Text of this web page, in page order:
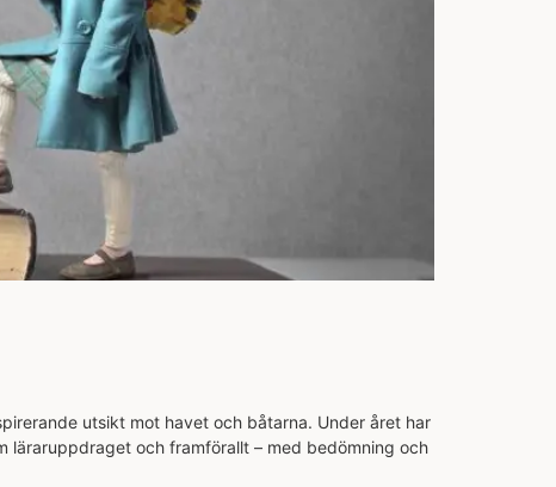
utsikt mot havet och båtarna. Under året har
läraruppdraget och framförallt – med bedömning och